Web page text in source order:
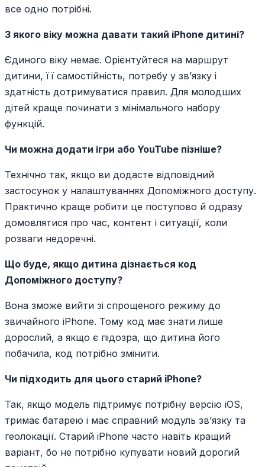
все одно потрібні.
З якого віку можна давати такий iPhone дитині?
Єдиного віку немає. Орієнтуйтеся на маршрут
дитини, її самостійність, потребу у зв’язку і
здатність дотримуватися правил. Для молодших
дітей краще починати з мінімального набору
функцій.
Чи можна додати ігри або YouTube пізніше?
Технічно так, якщо ви додасте відповідний
застосунок у налаштуваннях Допоміжного доступу.
Практично краще робити це поступово й одразу
домовлятися про час, контент і ситуації, коли
розваги недоречні.
Що буде, якщо дитина дізнається код
Допоміжного доступу?
Вона зможе вийти зі спрощеного режиму до
звичайного iPhone. Тому код має знати лише
дорослий, а якщо є підозра, що дитина його
побачила, код потрібно змінити.
Чи підходить для цього старий iPhone?
Так, якщо модель підтримує потрібну версію iOS,
тримає батарею і має справний модуль зв’язку та
геолокації. Старий iPhone часто навіть кращий
варіант, бо не потрібно купувати новий дорогий